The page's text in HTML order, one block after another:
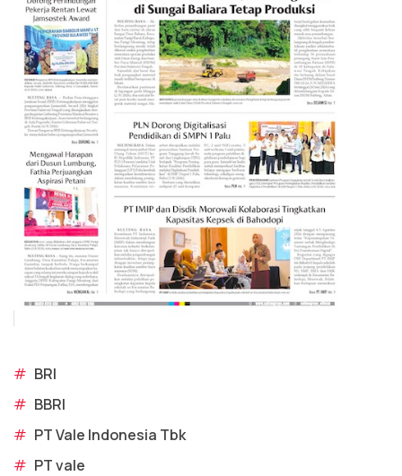
# BRI
# BBRI
# PT Vale Indonesia Tbk
# PT vale